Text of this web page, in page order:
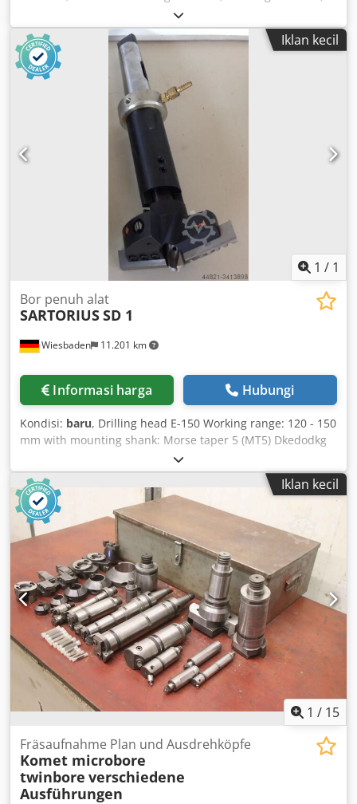
pipe bending tool -Pipe bending tool: 6 pieces -Profile
diameter: 32 to 80 mm, see photos -Mounting: Ø 36 mm -
Price: as a complete set Dkjdpfsf Ngcrox Aifsr -Dimensions:
490/540/H190 mm -Weight: 50.1 kg
Iklan kecil
1 / 1
Wiesbaden 11.201 km
Bor penuh alat
SARTORIUSSD 1
Informasi harga Hubungi
Kondisi: baru, Drilling head E-150 Working range: 120 - 150
mm with mounting shank: Morse taper 5 (MT5) Dkedodkg
Rmopfx Aifsr with coolant ring Cutting tools made of HSS-
E-PM ASP 30, ASP30 TiN, centering drill HSS
Iklan kecil
1 / 15
Fräsaufnahme Plan und Ausdrehköpfe
Komet microbore
twinbore verschiedene
Ausführungen